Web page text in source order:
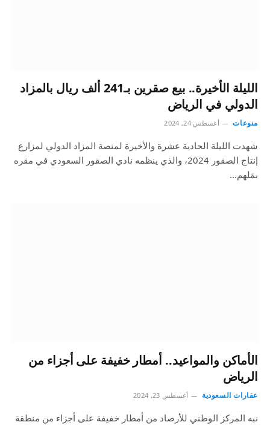
الليلة الأخيرة.. بيع صقرين بـ241 ألف ريال بالمزاد
الدولي في الرياض
منوعات أغسطس 24, 2024
شهدت الليلة الحادية عشرة والأخيرة لمنصة المزاد الدولي لمزارع
إنتاج الصقور 2024، والذي ينظمه نادي الصقور السعودي في مقره
بمَلهم…
الأماكن والمواعيد.. أمطار خفيفة على أجزاء من
الرياض
عقارات السعودية أغسطس 23, 2024
نبه المركز الوطني للأرصاد من أمطار خفيفة على أجزاء من منطقة